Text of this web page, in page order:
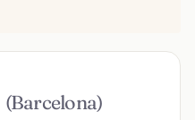
(Barcelona)